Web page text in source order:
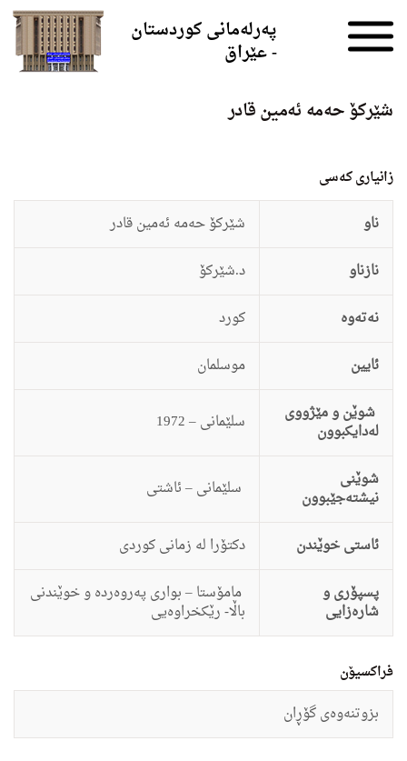
پەرلەمانی کوردستان
- عێراق
شێركۆ حه‌مه‌ ئه‌مین قادر
زانيارى کەسی
ناو
شێركۆ حه‌مه‌ ئه‌مین قادر
نازناو
د.شێركۆ
نەتەوە
كورد
ئایین
موسلمان
شوێن و مێژووی
لەدایکبوون سلێمانى – 1972
شوێنی
نیشتەجێبوون سلێمانى – ئاشتى
ئاستى خوێندن
دكتۆرا له‌ زمانى كوردى
پسپۆری و
شارەزایی
مامۆستا – بوارى په‌روه‌رده‌ ‌و خوێندنى
باڵا- رێكخراوه‌یى
فراکسیۆن
بزوتنه‌وه‌ى گۆڕان